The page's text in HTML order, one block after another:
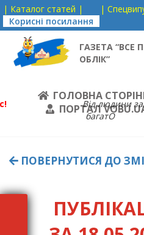
| Каталог статей |
|
Корисні посилання
ГАЗЕТА “ВСЕ
ОБЛІК”
ГОЛОВНА
ПОРТАЛВід людини
багатО
ПОВЕРНУТИСЯ ДО